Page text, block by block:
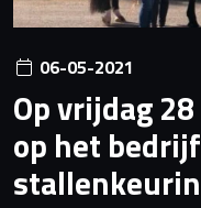
06-05-2021
Op vrijdag
op het